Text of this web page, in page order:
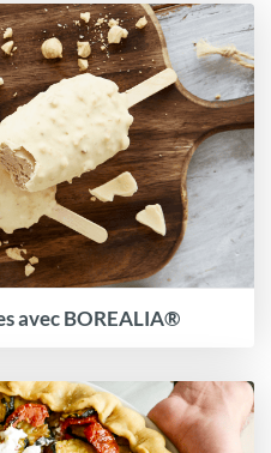
avec BOREALIA®